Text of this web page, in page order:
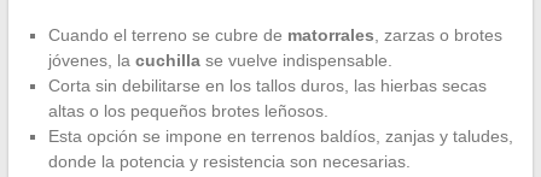
Cuando el terreno se cubre de matorrales , zarzas o brotes
jóvenes, la cuchillase vuelve indispensable.
Corta sin debilitarse en los tallos duros, las hierbas secas
altas o los pequeños brotes leñosos.
Esta opción se impone en terrenos baldíos, zanjas y taludes,
donde la potencia y resistencia son necesarias.